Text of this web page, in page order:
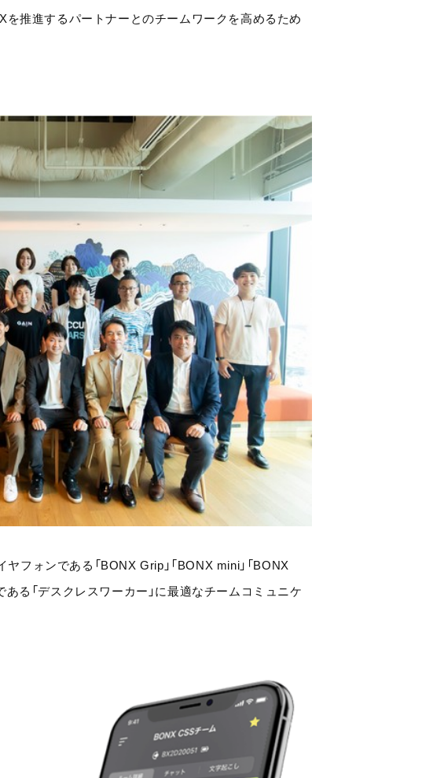
推進するパートナーとのチームワークを高めるため
フォンである「BONX Grip」「BONX mini」「BONX
る「デスクレスワーカー」に最適なチームコミュニケ